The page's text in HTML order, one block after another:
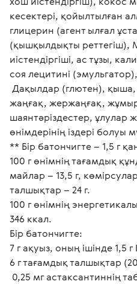
кесектері, қойылтылған
глицерин (агент ылғал
(қышқылдықты реттегіш),
иістендіргіші, ас тұзы,
соя лецитині
жаңғақ, жержаңғақ,
шаянтәріздестер, ұлулар
өнімдерінің іздері болуы
** Бір батончигте – 1,5 г
100 г өнімнің тағамдық
майлар – 13,5 г,
талшықтар – 24 г.
100 г өнімнің
346 ккал.
Бір батончигте:
7 г ақуыз, оның ішінде 1,5
6 г тағамдық талшықтар